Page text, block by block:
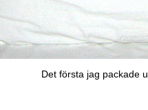
Det första jag packade